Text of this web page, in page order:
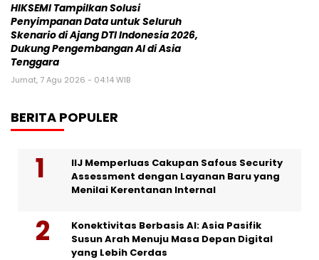
HIKSEMI Tampilkan Solusi
Penyimpanan Data untuk Seluruh
Skenario di Ajang DTI Indonesia 2026,
Dukung Pengembangan AI di Asia
Tenggara
Jumat, 7 Agu 2026 - 04:14 WIB
BERITA POPULER
IIJ Memperluas Cakupan Safous Security
Assessment dengan Layanan Baru yang
Menilai Kerentanan Internal
Konektivitas Berbasis AI: Asia Pasifik
Susun Arah Menuju Masa Depan Digital
yang Lebih Cerdas